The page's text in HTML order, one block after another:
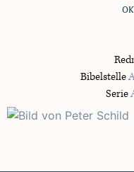
Bibelstelle
Serie